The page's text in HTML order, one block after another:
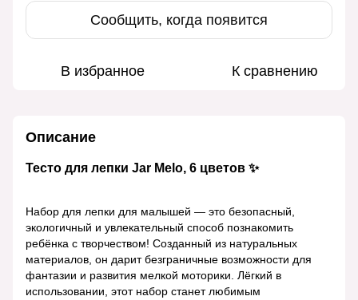
Сообщить, когда появится
В избранное К сравнению
Описание
Тесто для лепки Jar Melo, 6 цветов ✨
Набор для лепки для малышей — это безопасный,
экологичный и увлекательный способ познакомить
ребёнка с творчеством! Созданный из натуральных
материалов, он дарит безграничные возможности для
фантазии и развития мелкой моторики. Лёгкий в
использовании, этот набор станет любимым